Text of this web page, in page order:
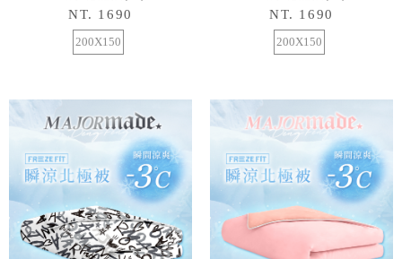
NT. 1690
200X150
NT. 1690
200X150